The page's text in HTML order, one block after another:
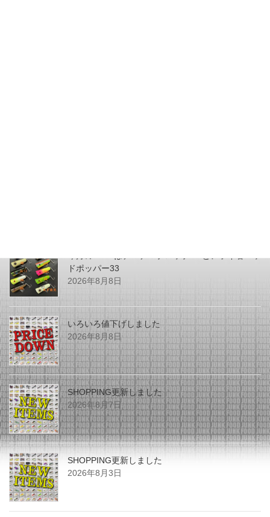
ドポッパー33
2026年8月8日
いろいろ値下げしました
2026年8月8日
SHOPPING更新しました
2026年8月7日
SHOPPING更新しました
2026年8月3日